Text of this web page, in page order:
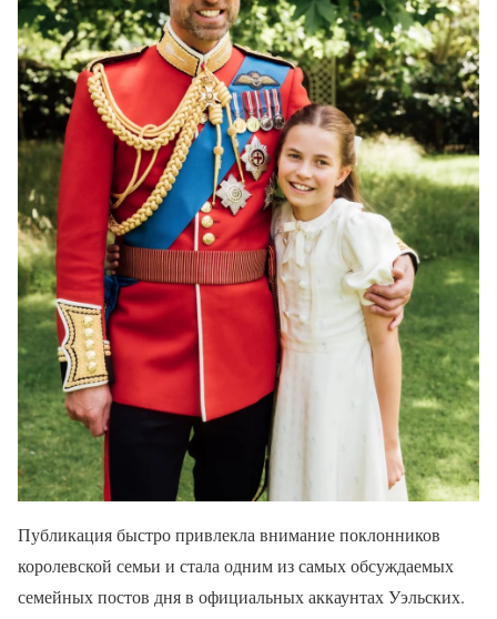
Публикация быстро привлекла внимание поклонников
королевской семьи и стала одним из самых обсуждаемых
семейных постов дня в официальных аккаунтах Уэльских.